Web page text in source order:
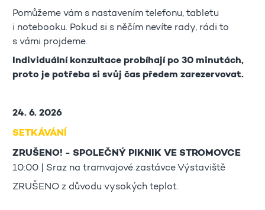
Pomůžeme vám s nastavením telefonu, tabletu
i notebooku. Pokud si s něčím nevíte rady, rádi to
s vámi projdeme.
Individuální konzultace probíhají po 30 minutách,
proto je potřeba si svůj čas předem zarezervovat.
24. 6. 2026
SETKÁVÁNÍ
ZRUŠENO! - SPOLEČNÝ PIKNIK VE STROMOVCE
10:00 | Sraz na tramvajové zastávce Výstaviště
ZRUŠENO z důvodu vysokých teplot.